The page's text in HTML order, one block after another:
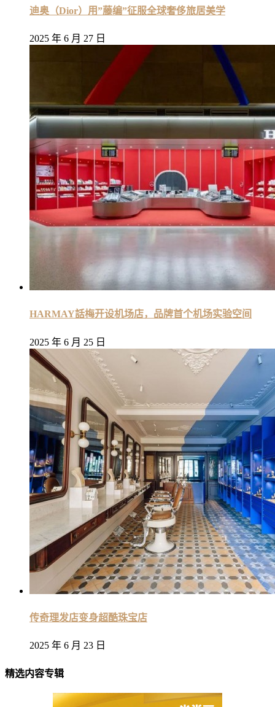
迪奥（Dior）用”藤编”征服全球奢侈旅居美学
2025 年 6 月 27 日
HARMAY話梅开设机场店，品牌首个机场实验空间
2025 年 6 月 25 日
传奇理发店变身超酷珠宝店
2025 年 6 月 23 日
精选内容专辑